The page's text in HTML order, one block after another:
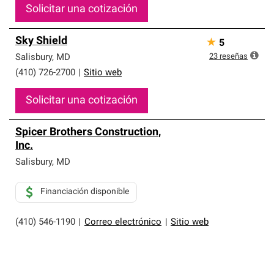
Solicitar una cotización
Sky Shield
Salisbury, MD
(410) 726-2700
Sitio web
Solicitar una cotización
★ 5
23 reseñas
Spicer Brothers Construction,
Inc.
Salisbury, MD
(410) 546-1190 Correo electrónico Sitio web
Financiación disponible